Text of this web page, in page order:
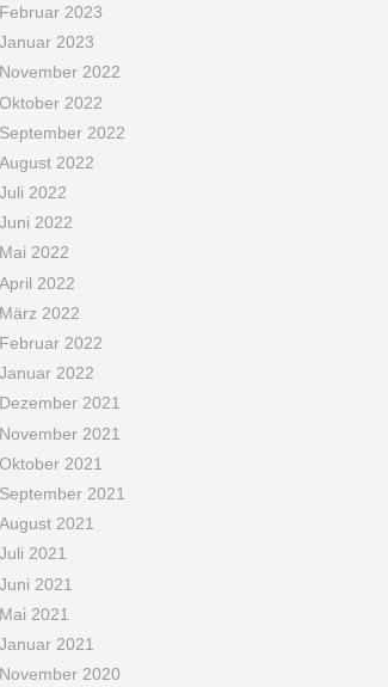
Februar 2023
Januar 2023
November 2022
Oktober 2022
September 2022
August 2022
Juli 2022
Juni 2022
Mai 2022
April 2022
März 2022
Februar 2022
Januar 2022
Dezember 2021
November 2021
Oktober 2021
September 2021
August 2021
Juli 2021
Juni 2021
Mai 2021
Januar 2021
November 2020